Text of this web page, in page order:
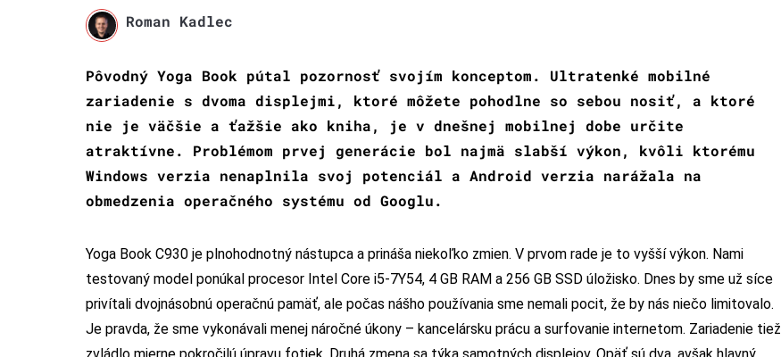
Roman Kadlec
Pôvodný Yoga Book pútal pozornosť svojím konceptom. Ultratenké mobilné
zariadenie s dvoma displejmi, ktoré môžete pohodlne so sebou nosiť, a ktoré
nie je väčšie a ťažšie ako kniha, je v dnešnej mobilnej dobe určite
atraktívne. Problémom prvej generácie bol najmä slabší výkon, kvôli ktorému
Windows verzia nenaplnila svoj potenciál a Android verzia narážala na
obmedzenia operačného systému od Googlu.
Yoga Book C930 je plnohodnotný nástupca a prináša niekoľko zmien. V prvom rade je to vyšší výkon. Nami
testovaný model ponúkal procesor Intel Core i5-7Y54, 4 GB RAM a 256 GB SSD úložisko. Dnes by sme už síce
privítali dvojnásobnú operačnú pamäť, ale počas nášho používania sme nemali pocit, že by nás niečo limitovalo.
Je pravda, že sme vykonávali menej náročné úkony – kancelársku prácu a surfovanie internetom. Zariadenie tiež
zvládlo mierne pokročilú úpravu fotiek. Druhá zmena sa týka samotných displejov. Opäť sú dva, avšak hlavný